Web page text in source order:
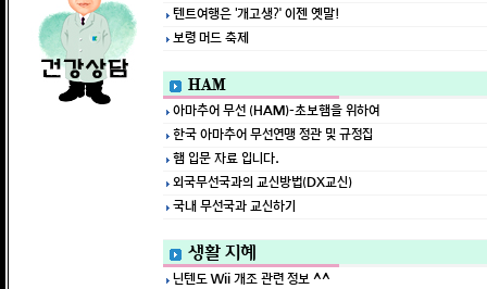
텐트여행은 ‘개고생?’ 이젠 옛말!
보령 머드 축제
HAM
아마추어 무선 (HAM)-초보햄을 위하여
한국 아마추어 무선연맹 정관 및 규정집
햄 입문 자료 입니다.
외국무선국과의 교신방법(DX교신)
국내 무선국과 교신하기
생활 지혜
닌텐도 Wii 개조 관련 정보 ^^